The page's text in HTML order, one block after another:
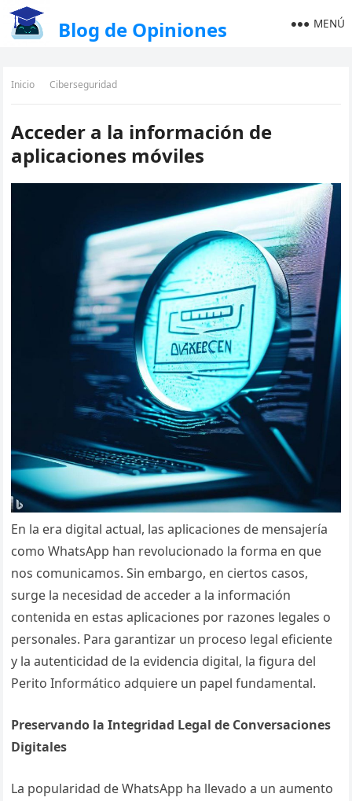
Blog de Opiniones MENÚ
Inicio Ciberseguridad
Acceder a la información de
aplicaciones móviles
En la era digital actual, las aplicaciones de mensajería
como WhatsApp han revolucionado la forma en que
nos comunicamos. Sin embargo, en ciertos casos,
surge la necesidad de acceder a la información
contenida en estas aplicaciones por razones legales o
personales. Para garantizar un proceso legal eficiente
y la autenticidad de la evidencia digital, la figura del
Perito Informático adquiere un papel fundamental.
Preservando la Integridad Legal de Conversaciones
Digitales
La popularidad de WhatsApp ha llevado a un aumento